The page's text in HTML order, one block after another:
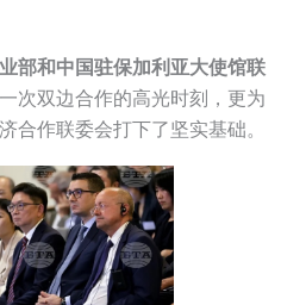
部和中国驻保加利亚大使馆联
次双边合作的高光时刻，更为
合作联委会打下了坚实基础。